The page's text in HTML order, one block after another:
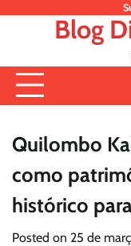
Blog
Quilombo
como
histórico
Posted on 25 de